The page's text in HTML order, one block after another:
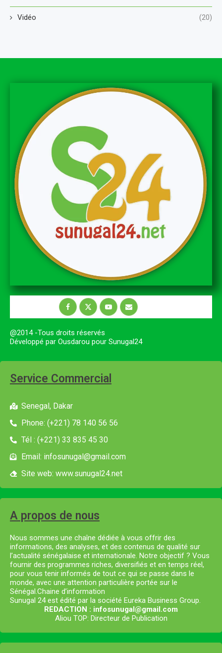
Vidéo (20)
@2014 -Tous droits réservés
Développé par Ousdarou pour Sunugal24
Service Commercial
Senegal, Dakar
Phone: (+221) 78 140 56 56
Tél : (+221) 33 835 45 30
Email: infosunugal@gmail.com
Site web: www.sunugal24.net
A propos de nous
Nous sommes une chaîne dédiée à vous offrir des
informations, des analyses, et des contenus de qualité sur
l’actualité sénégalaise et internationale. Notre objectif ? Vous
fournir des programmes riches, diversifiés et en temps réel,
pour vous tenir informés de tout ce qui se passe dans le
monde, avec une attention particulière portée sur le
Sénégal.Chaine d’information
Sunugal 24 est édité par la société Eureka Business Group.
REDACTION : infosunugal@gmail.com
Aliou TOP: Directeur de Publication